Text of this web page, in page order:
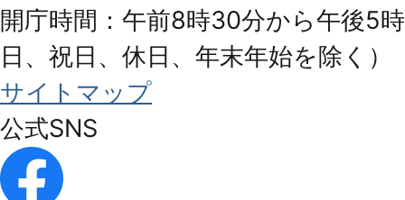
開庁時間：午前8時30分から午後5
日、祝日、休日、年末年始を除く）
サイトマップ
公式SNS